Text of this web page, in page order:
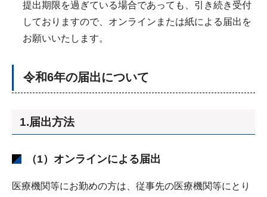
提出期限を過ぎている場合であっても、引き続き受付
しておりますので、オンラインまたは紙による届出を
お願いいたします。
令和6年の届出について
1.届出方法
（1）オンラインによる届出
医療機関等にお勤めの方は、従事先の医療機関等にとり